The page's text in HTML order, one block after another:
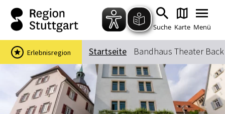
Zum Hauptinhalt springen
Zur Suche springen
Zur Hauptnavigation
Zum Footer springen
Suche Karte Menü
Suchbegriff
Das könnte Sie interessieren
Startseite Bandhaus Theater
Erlebnisregion